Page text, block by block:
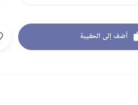
أضف إلى الحقيبة